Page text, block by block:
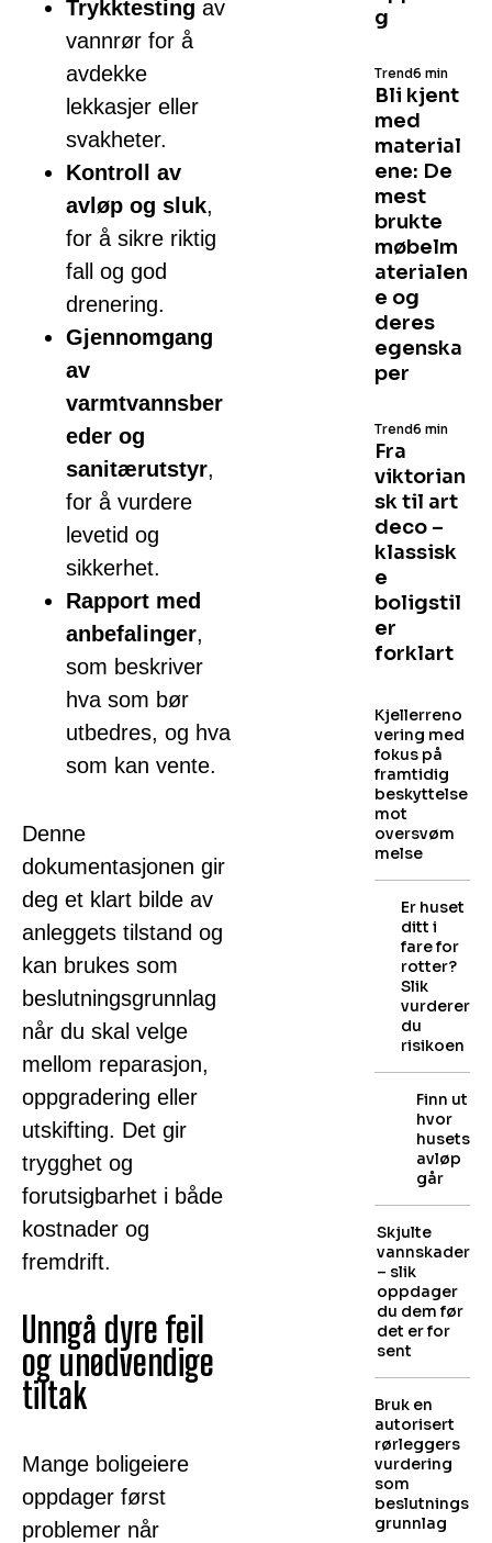
Trykktesting av
vannrør for å
avdekke
lekkasjer eller
svakheter.
Kontroll av
avløp og sluk,
for å sikre riktig
fall og god
drenering.
Gjennomgang
av
varmtvannsber
eder og
sanitærutstyr,
for å vurdere
levetid og
sikkerhet.
Rapport med
anbefalinger,
som beskriver
hva som bør
utbedres, og hva
som kan vente.
Denne
dokumentasjonen gir
deg et klart bilde av
anleggets tilstand og
kan brukes som
beslutningsgrunnlag
når du skal velge
mellom reparasjon,
oppgradering eller
utskifting. Det gir
trygghet og
forutsigbarhet i både
kostnader og
fremdrift.
Unngå dyre feil
og unødvendige
tiltak
Mange boligeiere
oppdager først
problemer når
g
Bli kjent
med
material
ene: De
mest
brukte
møbelm
aterialen
e og
deres
egenska
per
Trend6 min
Fra
viktorian
sk til art
deco –
klassisk
e
boligstil
er
forklart
Trend6 min
Kjellerreno
vering med
fokus på
framtidig
beskyttelse
mot
oversvøm
melse
Er huset
ditt i
fare for
rotter?
Slik
vurderer
du
risikoen
Finn ut
hvor
husets
avløp
går
Skjulte
vannskader
– slik
oppdager
du dem før
det er for
sent
Bruk en
autorisert
rørleggers
vurdering
som
beslutnings
grunnlag